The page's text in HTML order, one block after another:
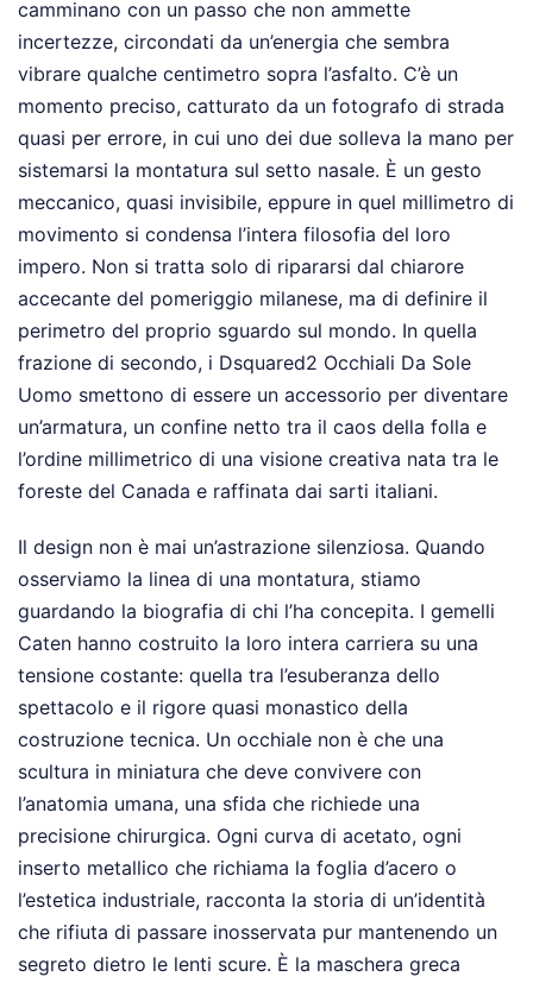
camminano con un passo che non ammette
incertezze, circondati da un’energia che sembra
vibrare qualche centimetro sopra l’asfalto. C’è un
momento preciso, catturato da un fotografo di strada
quasi per errore, in cui uno dei due solleva la mano per
sistemarsi la montatura sul setto nasale. È un gesto
meccanico, quasi invisibile, eppure in quel millimetro di
movimento si condensa l’intera filosofia del loro
impero. Non si tratta solo di ripararsi dal chiarore
accecante del pomeriggio milanese, ma di definire il
perimetro del proprio sguardo sul mondo. In quella
frazione di secondo, i Dsquared2 Occhiali Da Sole
Uomo smettono di essere un accessorio per diventare
un’armatura, un confine netto tra il caos della folla e
l’ordine millimetrico di una visione creativa nata tra le
foreste del Canada e raffinata dai sarti italiani.
Il design non è mai un’astrazione silenziosa. Quando
osserviamo la linea di una montatura, stiamo
guardando la biografia di chi l’ha concepita. I gemelli
Caten hanno costruito la loro intera carriera su una
tensione costante: quella tra l’esuberanza dello
spettacolo e il rigore quasi monastico della
costruzione tecnica. Un occhiale non è che una
scultura in miniatura che deve convivere con
l’anatomia umana, una sfida che richiede una
precisione chirurgica. Ogni curva di acetato, ogni
inserto metallico che richiama la foglia d’acero o
l’estetica industriale, racconta la storia di un’identità
che rifiuta di passare inosservata pur mantenendo un
segreto dietro le lenti scure. È la maschera greca